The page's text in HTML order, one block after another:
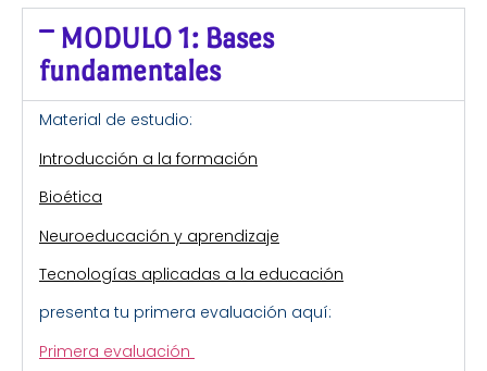
MODULO 1: Bases
fundamentales
Material de estudio:
Introducción a la formación
Bioética
Neuroeducación y aprendizaje
Tecnologías aplicadas a la educación
presenta tu primera evaluación aquí:
Primera evaluación